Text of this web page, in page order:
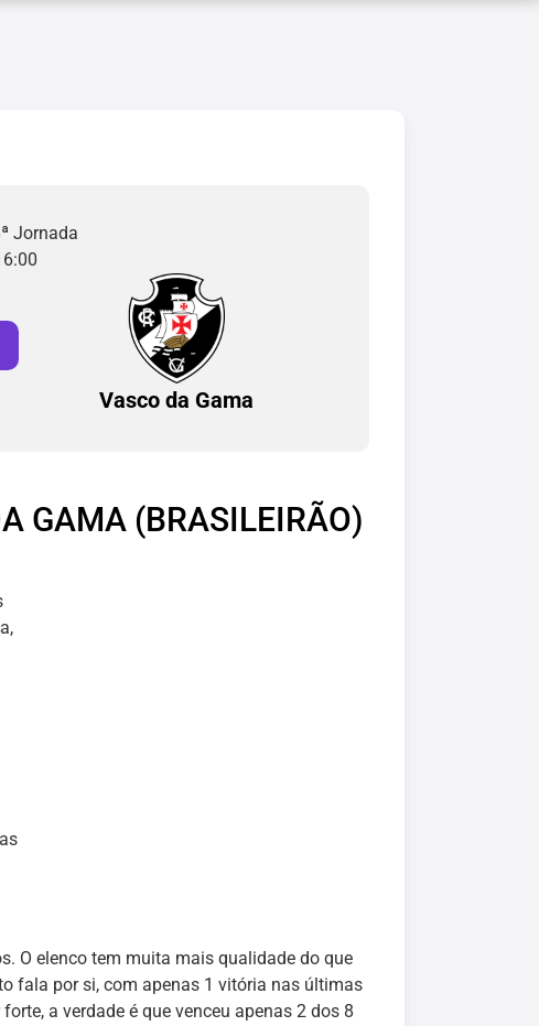
Jornada
Vasco da Gama
GAMA (BRASILEIRÃO)
O elenco tem muita mais qualidade do que
fala por si, com apenas 1 vitória nas últimas
a verdade é que venceu apenas 2 dos 8